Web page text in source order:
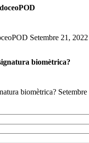
Setembre 21,
biomètrica?
biomètrica?